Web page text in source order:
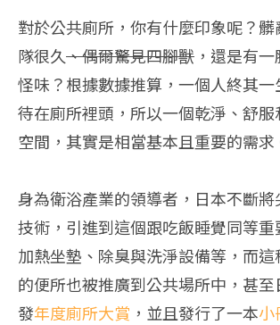
對於公共廁所，你有什麼印象呢？
隊很久、偶爾驚見四腳獸 ，還是有
怪味？根據數據推算，一個人終其一
待在廁所裡頭，所以一個乾淨、舒
空間，其實是相當基本且重要的需求
身為衛浴產業的領導者，日本不斷
技術，引進到這個跟吃飯睡覺同等
加熱坐墊、除臭與洗淨設備等，而
的便所也被推廣到公共場所中，甚
發年度廁所大賞 ，並且發行了一本小